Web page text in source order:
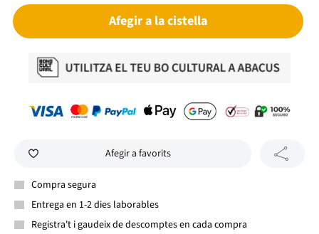
Afegir a la cistella
Afegir a favorits
Compra segura
Entrega en 1-2 dies laborables
Registra't i gaudeix de descomptes en cada compra